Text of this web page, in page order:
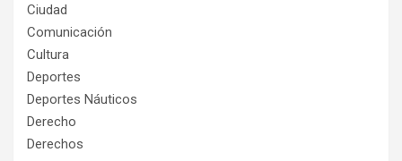
Ciudad
Comunicación
Cultura
Deportes
Deportes Náuticos
Derecho
Derechos